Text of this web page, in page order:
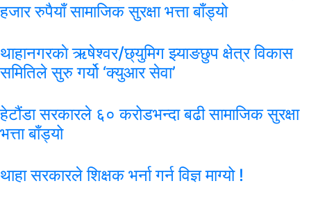
हजार रुपैयाँ सामाजिक सुरक्षा भत्ता बाँड्यो
थाहानगरकाे ऋषेश्वर/छ्युमिग झ्याङछुप क्षेत्र विकास
समितिले सुरु गर्यो ‘क्युआर सेवा’
हेटौंडा सरकारले ६० करोडभन्दा बढी सामाजिक सुरक्षा
भत्ता बाँड्यो
थाहा सरकारले शिक्षक भर्ना गर्न विज्ञ माग्यो !